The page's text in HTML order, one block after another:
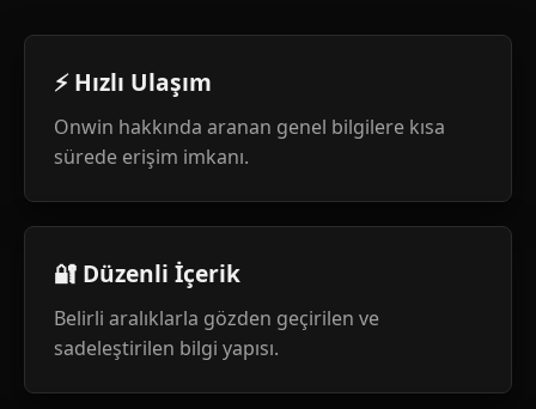
⚡ Hızlı Ulaşım
Onwin hakkında aranan genel bilgilere kısa
sürede erişim imkanı.
🔐 Düzenli İçerik
Belirli aralıklarla gözden geçirilen ve
sadeleştirilen bilgi yapısı.